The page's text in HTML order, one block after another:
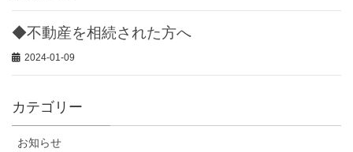
◆不動産を相続された方へ
2024-01-09
カテゴリー
お知らせ